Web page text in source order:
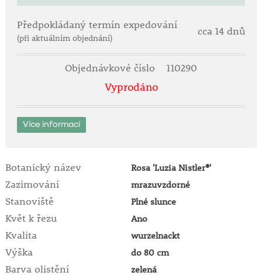
Předpokládaný termín expedování
(při aktuálním objednání)
cca 14 dnů
Objednávkové číslo 110290
Vyprodáno
Více informací
Botanický název Rosa 'Luzia Nistler®'
Zazimování mrazuvzdorné
Stanoviště Plné slunce
Květ k řezu Ano
Kvalita wurzelnackt
Výška do 80 cm
Barva olistění zelená